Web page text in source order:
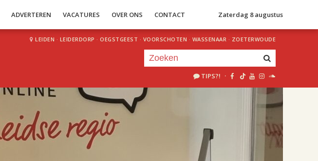
ADVERTEREN VACATURES OVER ONS CONTACT Zaterdag 8 augustus
LEIDEN · LEIDERDORP · OEGSTGEEST · VOORSCHOTEN · WASSENAAR · ZOETERWOUDE
TIPS?! ·
uur 1 van 2
Volgend uur